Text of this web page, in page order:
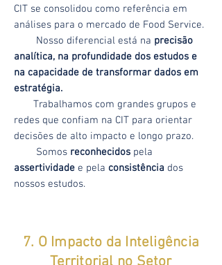
CIT se consolidou como referência em
análises para o mercado de Food Service.
Nosso diferencial está na precisão
analítica, na profundidade dos estudos e
na capacidade de transformar dados em
estratégia.
Trabalhamos com grandes grupos e
redes que confiam na CIT para orientar
decisões de alto impacto e longo prazo.
Somos reconhecidos pela
assertividade e pela consistência dos
nossos estudos.
7. O Impacto da Inteligência